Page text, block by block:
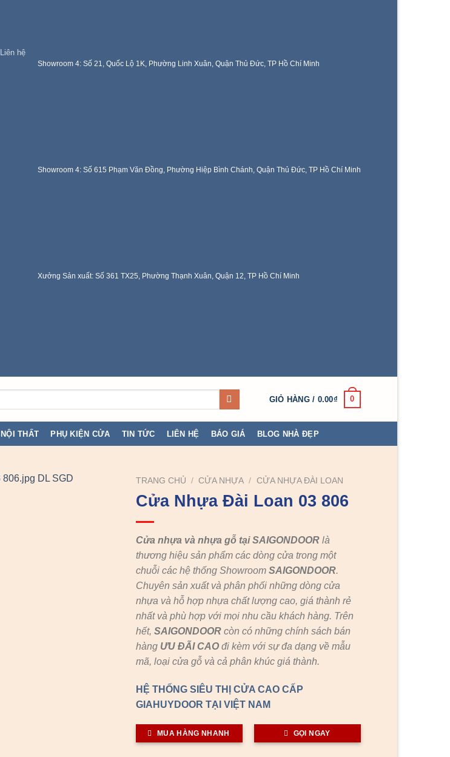
Liên hệ
Showroom 4: Số 21, Quốc Lộ 1K, Phường Linh Xuân, Quận Thủ Đức, TP Hồ Chí Minh
Showroom 4: Số 615 Phạm Văn Đồng, Phường Hiệp Bình Chánh, Quận Thủ Đức, TP Hồ Chí Minh
Xưởng Sản xuất: Số 361 TX25, Phường Thạnh Xuân, Quận 12, TP Hồ Chí Minh
GIỎ HÀNG / 0.00₫ 0
NỘI THẤT PHỤ KIỆN CỬA TIN TỨC LIÊN HỆ BÁO GIÁ BLOG NHÀ ĐẸP
TRANG CHỦ / CỬA NHỰA / CỬA NHỰA ĐÀI LOAN
Cửa Nhựa Đài Loan 03 806
Cửa nhựa và nhựa gỗ tại SAIGONDOOR là
thương hiệu sản phẩm các dòng cửa trong một
chuỗi các hệ thống ShowroomSAIGONDOOR.
Chuyên sản xuất và phân phối những dòng cửa
nhựa và hỗ hợp nhựa chất lượng cao, giá thành rẻ
nhất và phù hợp với mọi nhu cầu khách hàng. Trên
hết,SAIGONDOOR còn có những chính sách bán
hàng ƯU ĐÃI CAOđi kèm với sự đa dạng về mẫu
mã, loại cửa gỗ và cả phân khúc giá thành.
HỆ THỐNG SIÊU THỊ CỬA CAO CẤP
GIAHUYDOOR TẠI VIỆT NAM
MUA HÀNG NHANH GỌI NGAY